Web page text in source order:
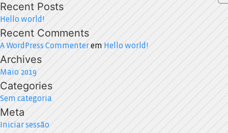
Recent Posts
Hello world!
Recent Comments
A WordPress Commenterem Hello world!
Archives
Maio 2019
Categories
Sem categoria
Meta
Iniciar sessão